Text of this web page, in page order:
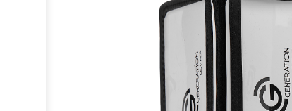
Wpis który pozwoli bez problemu
najpopularniejszych rodzajów
9
Jak
podobne
Czym
naturalna
Czytaj